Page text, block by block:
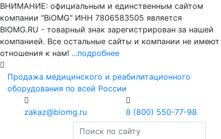
ВНИМАНИЕ: официальным и единственным сайтом
компании "BiOMG" ИНН 7806583505 является
BIOMG.RU - товарный знак зарегистрирован за нашей
компанией. Все остальные сайты и компании не имеют
отношения к нам! ...подробнее
Продажа медицинского и реабилитационного
оборудования по всей России
zakaz@biomg.ru 8 (800) 550-77-98